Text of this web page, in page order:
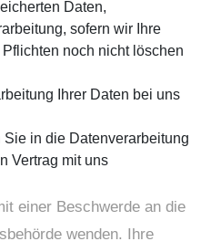
Daten,
sofern wir Ihre
noch nicht löschen
Ihrer Daten bei uns
in die Datenverarbeitung
Vertrag mit uns
einer Beschwerde an die
wenden. Ihre